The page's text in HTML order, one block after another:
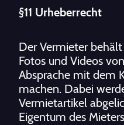
§11 Urheberrecht
Der Vermieter
Fotos und Videos
Absprache mit dem
machen. Dabei
Vermietartikel
Eigentum des